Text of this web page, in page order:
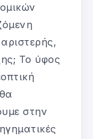
Το ύφος
στην